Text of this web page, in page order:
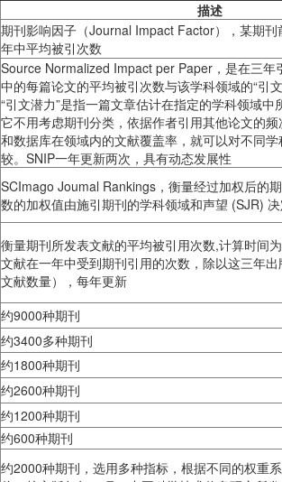
描述
期刊影响因子（Journal Impact Factor），某期
年中平均被引次数
Source Normalized Impact per Paper，是在三年
中的每篇论文的平均被引次数与该学科领域的“引
“引文潜力”是指一篇文章估计在指定的学科领域
它不用考虑期刊分类，依据作者引用其他论文的
和数据库在领域内的文献覆盖率，就可以对不同
较。SNIP一年更新两次，具有动态发展性
SCImago Joumal Rankings，衡量经过加权后的
数的加权值由施引期刊的学科领域和声望 (SJR)
衡量期刊所发表文献的平均被引用次数,计算时间
文献在一年中受到期刊引用的次数，除以这三年
文献数量），每年更新
约9000种期刊
约3400多种期刊
约1800种期刊
约2600种期刊
约1200种期刊
约600种期刊
约2000种期刊，选用多种指标，根据不同的权重